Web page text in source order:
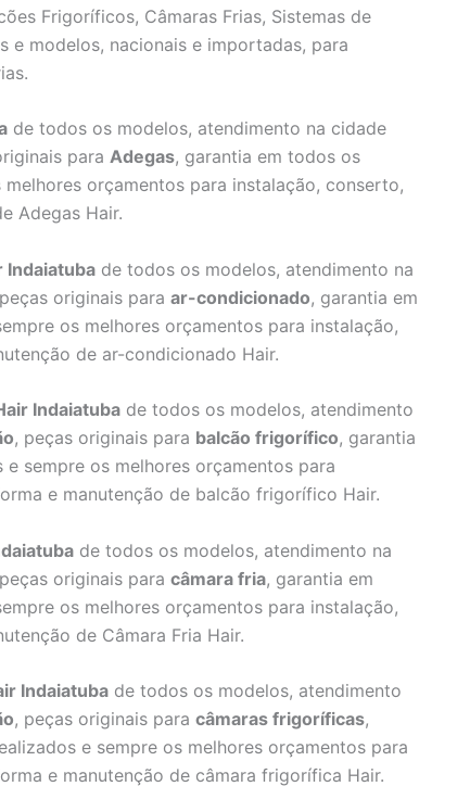
Frigoríficos, Câmaras Frias, Sistemas de
e modelos, nacionais e importadas, para
de todos os modelos, atendimento na cidade
para Adegas, garantia em todos os
orçamentos para instalação, conserto,
Adegas Hair.
Indaiatuba de todos os modelos, atendimento na
originais para ar-condicionado, garantia em
os melhores orçamentos para instalação,
de ar-condicionado Hair.
Indaiatuba de todos os modelos, atendimento
, peças originais para balcão frigorífico, garantia
sempre os melhores orçamentos para
e manutenção de balcão frigorífico Hair.
de todos os modelos, atendimento na
originais para câmara fria, garantia em
os melhores orçamentos para instalação,
de Câmara Fria Hair.
Indaiatuba de todos os modelos, atendimento
, peças originais para câmaras frigoríficas,
e sempre os melhores orçamentos para
e manutenção de câmara frigorífica Hair.